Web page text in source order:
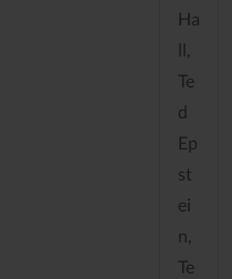
Ha
ll,
Te
d
Ep
st
ei
n,
Te